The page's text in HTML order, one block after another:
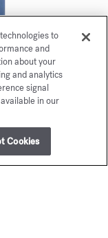
ofrecerle
to
and
about your
and analytics
signal
in our
Cookies